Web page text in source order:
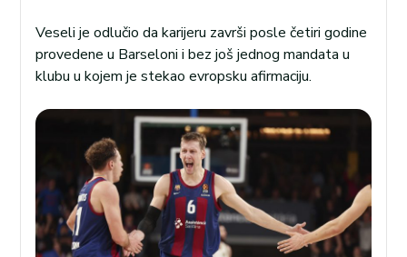
Veseli je odlučio da karijeru završi posle četiri godine
provedene u Barseloni i bez još jednog mandata u
klubu u kojem je stekao evropsku afirmaciju.